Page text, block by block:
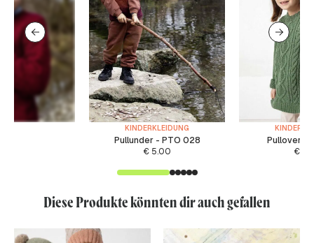
KINDERKLEIDUNG
Pullunder - PTO 028
€ 5.00
Pullover -
€
Diese Produkte könnten dir auch gefallen